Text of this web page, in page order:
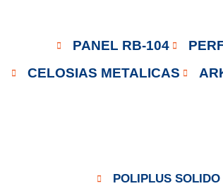
PANEL RB-104
CELOSIAS METALICAS
POLIPLUS SOLIDO